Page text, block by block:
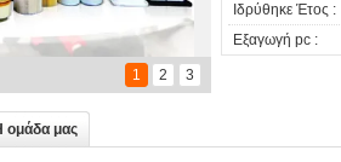
1 2 3
Ιδρύθηκε Έτος :
Εξαγωγή pc :
ομάδα μας